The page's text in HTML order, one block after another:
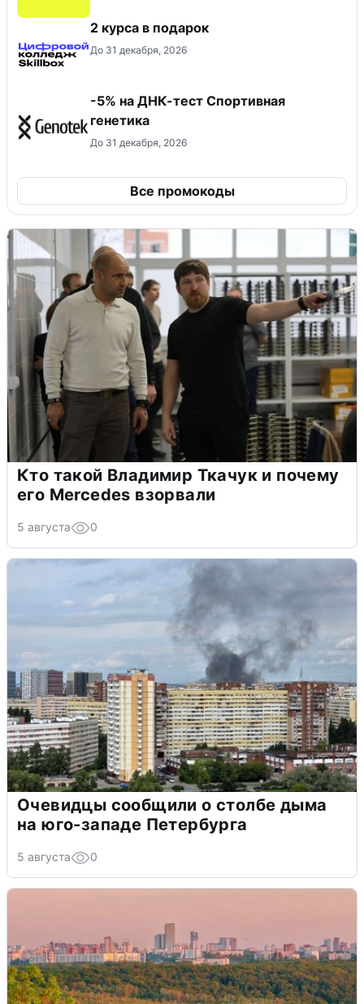
2 курса в подарок
До 31 декабря, 2026
-5% на ДНК-тест Спортивная
генетика
До 31 декабря, 2026
Все промокоды
Кто такой Владимир Ткачук и почему
его Mercedes взорвали
5 августа 0
Очевидцы сообщили о столбе дыма
на юго-западе Петербурга
5 августа 0